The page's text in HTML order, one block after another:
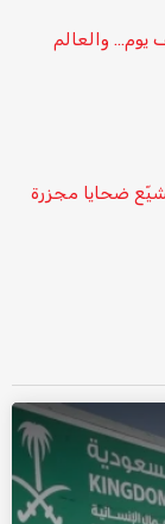
يوم… والعالم
ضحايا مجزرة